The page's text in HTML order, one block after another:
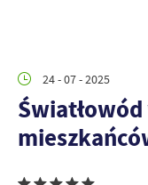
24 - 07 - 2025